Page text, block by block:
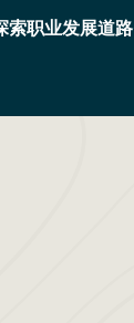
索职业发展道路